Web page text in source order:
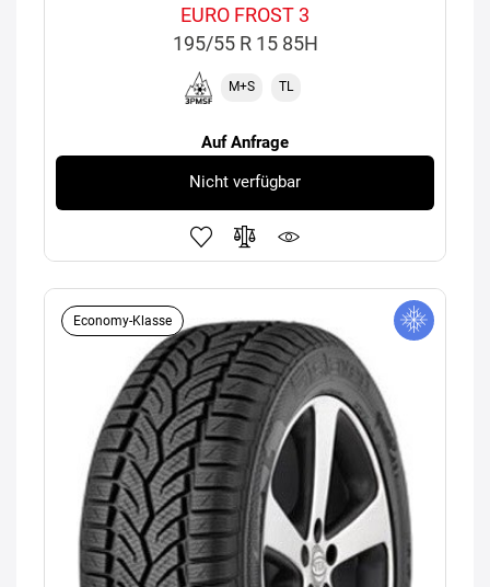
EURO FROST 3
195/55 R 15 85H
M+S TL
Auf Anfrage
Nicht verfügbar
Economy-Klasse